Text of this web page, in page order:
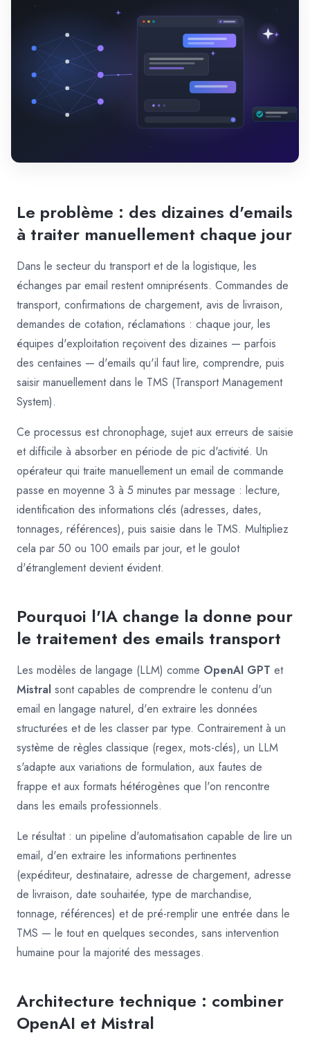
Le problème : des dizaines d'emails
à traiter manuellement chaque jour
Dans le secteur du transport et de la logistique, les
échanges par email restent omniprésents. Commandes de
transport, confirmations de chargement, avis de livraison,
demandes de cotation, réclamations : chaque jour, les
équipes d'exploitation reçoivent des dizaines — parfois
des centaines — d'emails qu'il faut lire, comprendre, puis
saisir manuellement dans le TMS (Transport Management
System).
Ce processus est chronophage, sujet aux erreurs de saisie
et difficile à absorber en période de pic d'activité. Un
opérateur qui traite manuellement un email de commande
passe en moyenne 3 à 5 minutes par message : lecture,
identification des informations clés (adresses, dates,
tonnages, références), puis saisie dans le TMS. Multipliez
cela par 50 ou 100 emails par jour, et le goulot
d'étranglement devient évident.
Pourquoi l'IA change la donne pour
le traitement des emails transport
Les modèles de langage (LLM) comme OpenAI GPT et
Mistral sont capables de comprendre le contenu d'un
email en langage naturel, d'en extraire les données
structurées et de les classer par type. Contrairement à un
système de règles classique (regex, mots-clés), un LLM
s'adapte aux variations de formulation, aux fautes de
frappe et aux formats hétérogènes que l'on rencontre
dans les emails professionnels.
Le résultat : un pipeline d'automatisation capable de lire un
email, d'en extraire les informations pertinentes
(expéditeur, destinataire, adresse de chargement, adresse
de livraison, date souhaitée, type de marchandise,
tonnage, références) et de pré-remplir une entrée dans le
TMS — le tout en quelques secondes, sans intervention
humaine pour la majorité des messages.
Architecture technique : combiner
OpenAI et Mistral